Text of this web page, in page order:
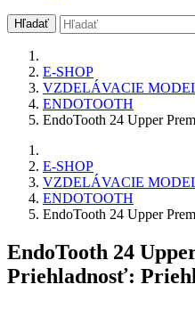
Hľadať
E-SHOP
VZDELÁVACIE
ENDOTOOTH
EndoTooth 24 Upper
E-SHOP
VZDELÁVACIE
ENDOTOOTH
EndoTooth 24 Upper
EndoTooth 24
Priehladnosť: